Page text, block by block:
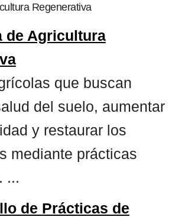
Regenerativa
de Agricultura
que buscan
del suelo, aumentar
y restaurar los
mediante prácticas
...
de Prácticas de